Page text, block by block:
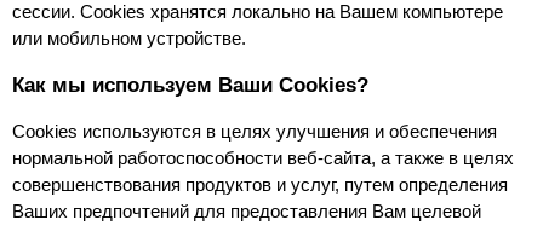
сессии. Сookies хранятся локально на Вашем компьютере
или мобильном устройстве.
Как мы используем Ваши Cookies?
Cookies используются в целях улучшения и обеспечения
нормальной работоспособности веб-сайта, а также в целях
совершенствования продуктов и услуг, путем определения
Ваших предпочтений для предоставления Вам целевой